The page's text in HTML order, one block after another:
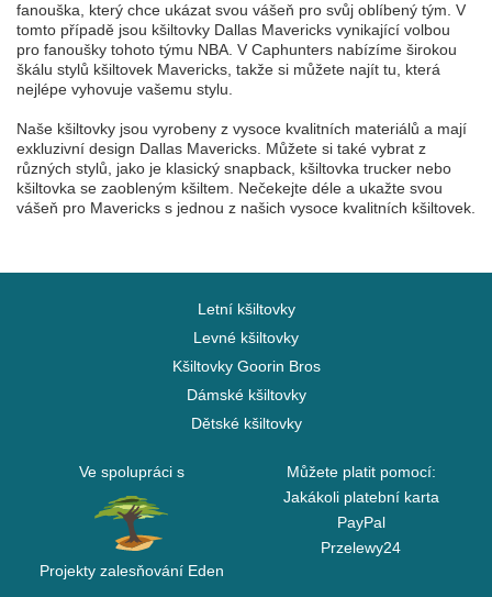
fanouška, který chce ukázat svou vášeň pro svůj oblíbený tým. V
tomto případě jsou kšiltovky Dallas Mavericks vynikající volbou
pro fanoušky tohoto týmu NBA. V Caphunters nabízíme širokou
škálu stylů kšiltovek Mavericks, takže si můžete najít tu, která
nejlépe vyhovuje vašemu stylu.
Naše kšiltovky jsou vyrobeny z vysoce kvalitních materiálů a mají
exkluzivní design Dallas Mavericks. Můžete si také vybrat z
různých stylů, jako je klasický snapback, kšiltovka trucker nebo
kšiltovka se zaobleným kšiltem. Nečekejte déle a ukažte svou
vášeň pro Mavericks s jednou z našich vysoce kvalitních kšiltovek.
Letní kšiltovky
Levné kšiltovky
Kšiltovky Goorin Bros
Dámské kšiltovky
Dětské kšiltovky
Ve spolupráci s
Projekty zalesňování Eden
Můžete platit pomocí:
Jakákoli platební karta
PayPal
Przelewy24